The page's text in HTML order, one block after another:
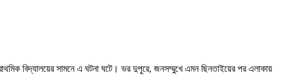
বিদ্যালয়ের সামনে এ ঘটনা ঘটে। ভর দুপুরে, জনসম্মুখে এমন ছিনতাইয়ের পর এলাকায়